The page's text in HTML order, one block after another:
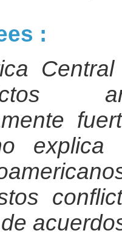
:
explica